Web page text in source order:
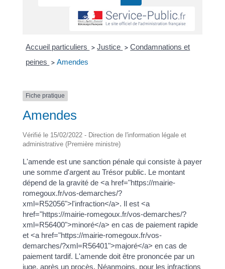
Accueil particuliers > Justice > Condamnations et
peines > Amendes
Fiche pratique
Amendes
Vérifié le 15/02/2022 - Direction de l'information légale et
administrative (Première ministre)
L'amende est une sanction pénale qui consiste à payer
une somme d'argent au Trésor public. Le montant
dépend de la gravité de <a href="https://mairie-
romegoux.fr/vos-demarches/?
xml=R52056">l'infraction</a>. Il est <a
href="https://mairie-romegoux.fr/vos-demarches/?
xml=R56400">minoré</a> en cas de paiement rapide
et <a href="https://mairie-romegoux.fr/vos-
demarches/?xml=R56401">majoré</a> en cas de
paiement tardif. L'amende doit être prononcée par un
juge, après un procès. Néanmoins, pour les infractions